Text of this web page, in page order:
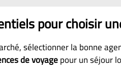
pour choisir
sélectionner la bonne
de voyagepour un séjour